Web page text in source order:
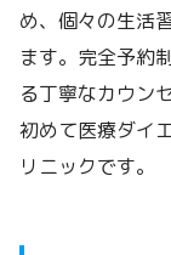
め、個々の生活
ます。完全予約
る丁寧なカウン
初めて医療ダイ
リニックです。